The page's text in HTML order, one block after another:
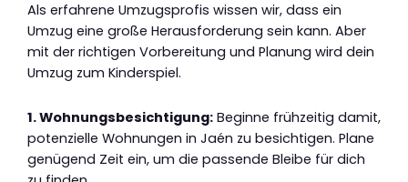
Als erfahrene Umzugsprofis wissen wir, dass ein
Umzug eine große Herausforderung sein kann. Aber
mit der richtigen Vorbereitung und Planung wird dein
Umzug zum Kinderspiel.
1. Wohnungsbesichtigung: Beginne frühzeitig damit,
potenzielle Wohnungen in Jaén zu besichtigen. Plane
genügend Zeit ein, um die passende Bleibe für dich